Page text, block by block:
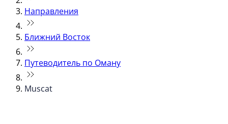
Направления
Ближний Восток
Путеводитель по Оману
Muscat